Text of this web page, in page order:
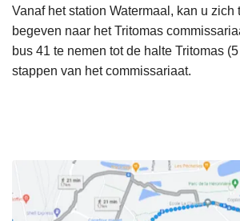
Vanaf het station Watermaal, kan u zich
begeven naar het Tritomas
bus 41 te nemen tot de halte Tritomas
stappen van het commissariaat.